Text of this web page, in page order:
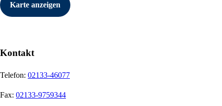
Karte anzeigen
Kontakt
Telefon: 02133-46077
Fax: 02133-9759344